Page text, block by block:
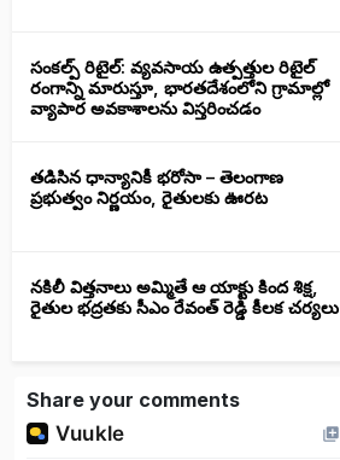
సంకల్ప్ రిటైల్: వ్యవసాయ ఉత్పత్తుల రిటైల్
రంగాన్ని మారుస్తూ, భారతదేశంలోని గ్రామాల్లో
వ్యాపార అవకాశాలను విస్తరించడం
తడిసిన ధాన్యానికీ భరోసా – తెలంగాణ
ప్రభుత్వం నిర్ణయం, రైతులకు ఊరట
నకిలీ విత్తనాలు అమ్మితే ఆ యాక్టు కింద శిక్ష,
రైతుల భద్రతకు సీఎం రేవంత్ రెడ్డి కీలక చర్యలు
Share your comments